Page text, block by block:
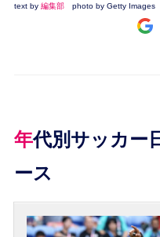
高校サッカー
text by 編集部 photo by Getty Images
年代別サッカー日本代表 最新ニュ
ース